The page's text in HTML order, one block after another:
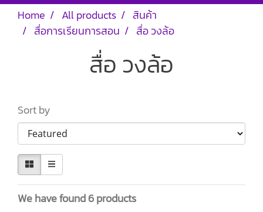
Home All products
สินค้า
สื่อการเรียนการสอน
สื่อ วงล้อ
สื่อ วงล้อ
Sort by
We have found 6 products